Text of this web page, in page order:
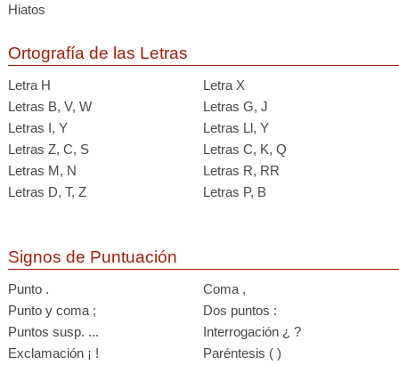
Hiatos
Ortografía de las Letras
Letra H
Letra X
Letras B, V, W
Letras G, J
Letras I, Y
Letras Ll, Y
Letras Z, C, S
Letras C, K, Q
Letras M, N
Letras R, RR
Letras D, T, Z
Letras P, B
Signos de Puntuación
Punto .
Coma ,
Punto y coma ;
Dos puntos :
Puntos susp. ...
Interrogación ¿ ?
Exclamación ¡ !
Paréntesis ( )